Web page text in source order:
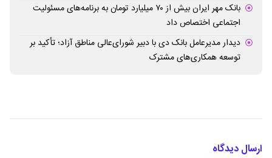
بانک مهر ایران بیش از ۷۰ میلیارد تومان به برنامه‌های مسئولیت
اجتماعی اختصاص داد
دیدار مدیرعامل بانک دی با دبیر شورای‌عالی مناطق آزاد؛ تأکید بر
توسعه همکاری‌های مشترک
ارسال دیدگاه